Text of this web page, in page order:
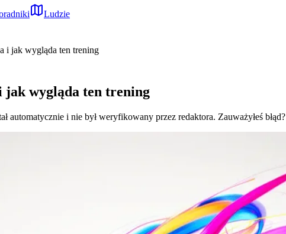
Ludzie
i jak wygląda ten trening
jak wygląda ten trening
automatycznie i nie był weryfikowany przez redaktora. Zauważyłeś błąd?